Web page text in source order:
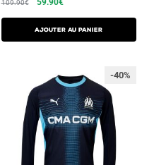
109.90€
AJOUTER AU PANIER
-40%